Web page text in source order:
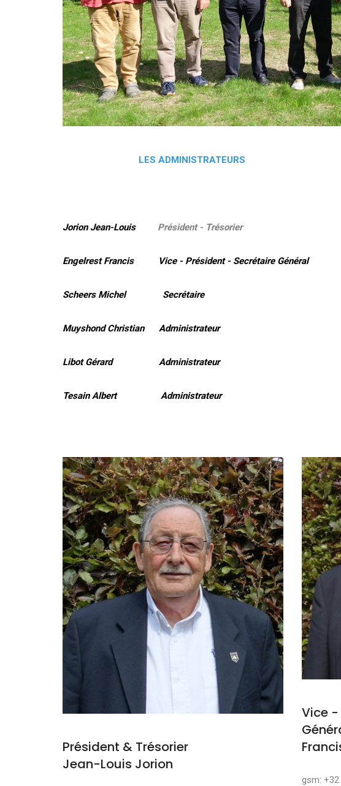
LES ADMINISTRATEURS
Jorion Jean-Louis Président - Trésorier
Engelrest Francis Vice - Président - Secrétaire Général
Scheers Michel Secrétaire
Muyshond Christian Administrateur
Libot Gérard Administrateur
Tesain Albert Administrateur
Président & Trésorier
Jean-Louis Jorion
Vice -
gsm: +32